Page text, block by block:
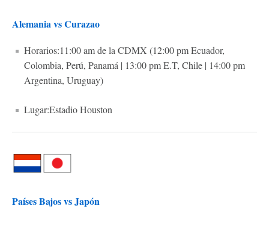
Alemania vs Curazao
Horarios:11:00 am de la CDMX (12:00 pm Ecuador,
Colombia, Perú, Panamá | 13:00 pm E.T, Chile | 14:00 pm
Argentina, Uruguay)
Lugar:Estadio Houston
Países Bajos vs Japón